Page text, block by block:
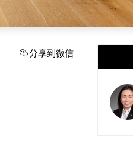
分享到微信